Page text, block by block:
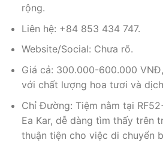
rộng.
Liên hệ: +84 853 434 747.
Website/Social: Chưa rõ.
Giá cả: 300.000-600.000
với chất lượng hoa tươi và
Chỉ Đường: Tiệm nằm tại
Ea Kar, dễ dàng tìm thấy trên
thuận tiện cho việc di chuyển